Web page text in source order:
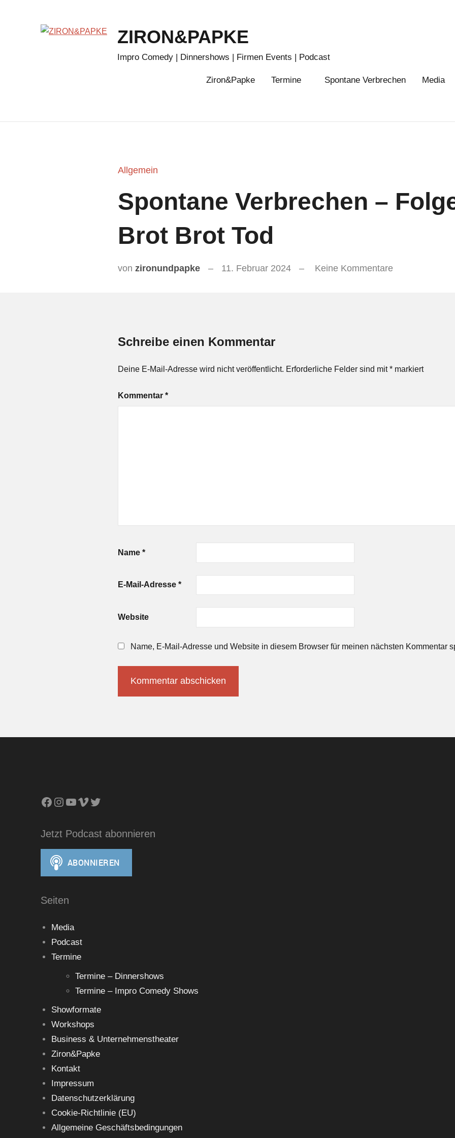
ZIRON&PAPKE
Impro Comedy | Dinnershows | Firmen Events | Podcast
Ziron&Papke Termine Spontane Verbrechen Media
Allgemein
Spontane Verbrechen –
Brot Brot Tod
von zironundpapke 11. Februar 2024 Keine Kommentare
Schreibe einen Kommentar
Deine E-Mail-Adresse wird nicht veröffentlicht. Erforderliche Felder sind mit* markiert
Kommentar *
Name *
E-Mail-Adresse *
Website
Name, E-Mail-Adresse und Website in diesem Browser für meinen nächsten Kommentar
Facebook
Instagram
YouTube
VimeoTwitter
Jetzt Podcast abonnieren
Seiten
Media
Podcast
Termine
Termine – Dinnershows
Termine – Impro Comedy Shows
Showformate
Workshops
Business & Unternehmenstheater
Ziron&Papke
Kontakt
Impressum
Datenschutzerklärung
Cookie-Richtlinie (EU)
Allgemeine Geschäftsbedingungen